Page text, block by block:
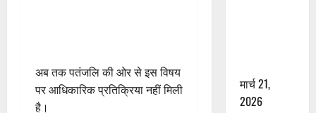
अब तक पतंजलि की ओर से इस विषय
पर आधिकारिक प्रतिक्रिया नहीं मिली
है।
मार्च 21,
2026